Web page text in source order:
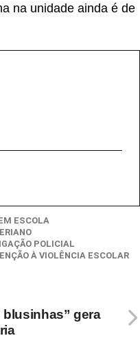
na unidade ainda é de
ESCOLA
POLICIAL
À VIOLÊNCIA ESCOLAR
blusinhas” gera